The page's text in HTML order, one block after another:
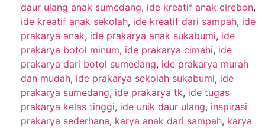
daur ulang anak sumedang, ide kreatif anak cirebon,
ide kreatif anak sekolah, ide kreatif dari sampah, ide
prakarya anak, ide prakarya anak sukabumi, ide
prakarya botol minum, ide prakarya cimahi, ide
prakarya dari botol sumedang, ide prakarya murah
dan mudah, ide prakarya sekolah sukabumi, ide
prakarya sumedang, ide prakarya tk, ide tugas
prakarya kelas tinggi, ide unik daur ulang, inspirasi
prakarya sederhana, karya anak dari sampah, karya